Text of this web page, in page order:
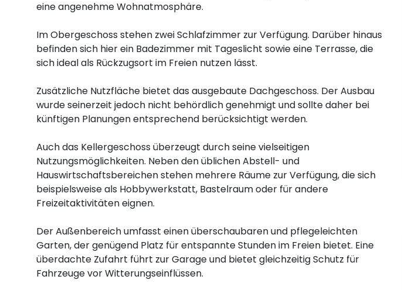
eine angenehme Wohnatmosphäre.
Im Obergeschoss stehen zwei Schlafzimmer zur Verfügung. Darüber hinaus
befinden sich hier ein Badezimmer mit Tageslicht sowie eine Terrasse, die
sich ideal als Rückzugsort im Freien nutzen lässt.
Zusätzliche Nutzfläche bietet das ausgebaute Dachgeschoss. Der Ausbau
wurde seinerzeit jedoch nicht behördlich genehmigt und sollte daher bei
künftigen Planungen entsprechend berücksichtigt werden.
Auch das Kellergeschoss überzeugt durch seine vielseitigen
Nutzungsmöglichkeiten. Neben den üblichen Abstell- und
Hauswirtschaftsbereichen stehen mehrere Räume zur Verfügung, die sich
beispielsweise als Hobbywerkstatt, Bastelraum oder für andere
Freizeitaktivitäten eignen.
Der Außenbereich umfasst einen überschaubaren und pflegeleichten
Garten, der genügend Platz für entspannte Stunden im Freien bietet. Eine
überdachte Zufahrt führt zur Garage und bietet gleichzeitig Schutz für
Fahrzeuge vor Witterungseinflüssen.